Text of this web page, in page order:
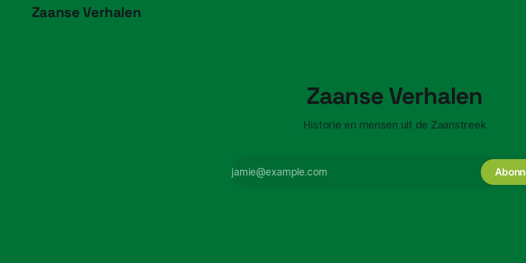
Zaanse Verhalen
Zaanse Verhalen
Historie en mensen uit de Zaanstreek